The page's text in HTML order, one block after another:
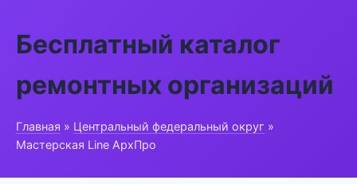
Бесплатный каталог
ремонтных организаций
Главная » Центральный федеральный округ »
Мастерская Line АрхПро